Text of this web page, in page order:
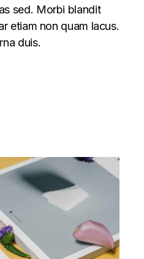
sed. Morbi blandit
etiam non quam lacus.
duis.